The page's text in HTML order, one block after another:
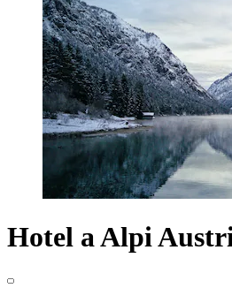
Hotel a Alpi